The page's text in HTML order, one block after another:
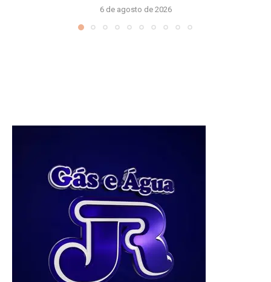
6 de agosto de 2026